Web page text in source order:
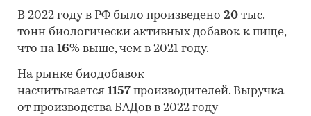
В 2022 году в РФ было произведено 20 тыс.
тонн биологически активных добавок к пище,
что на16% выше, чем в 2021 году.
На рынке биодобавок
насчитывается 1157 производителей. Выручка
от производства БАДов в 2022 году